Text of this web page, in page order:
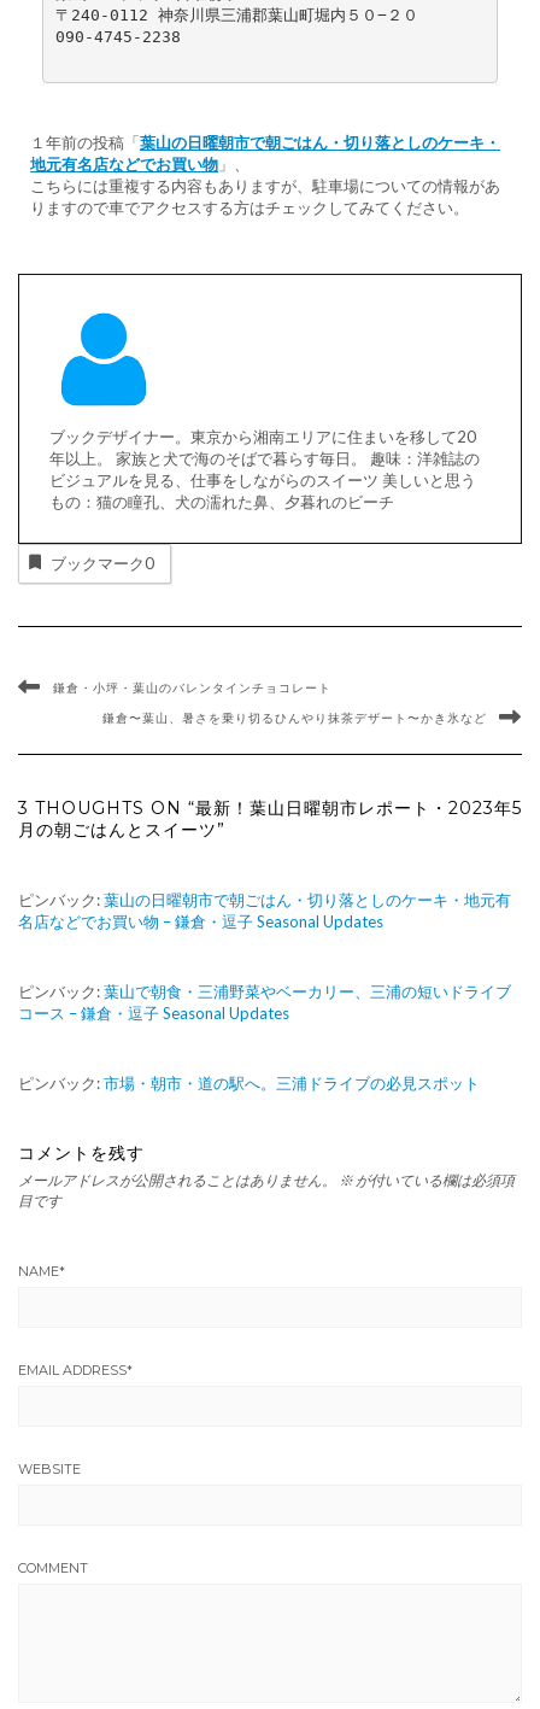
〒240-0112 神奈川県三浦郡葉山町堀内５０−２０
090-4745-2238
１年前の投稿「葉山の日曜朝市で朝ごはん・切り落としのケーキ・
地元有名店などでお買い物 」、
こちらには重複する内容もありますが、駐車場についての情報があ
りますので車でアクセスする方はチェックしてみてください。
ブックデザイナー。東京から湘南エリアに住まいを移して20
年以上。 家族と犬で海のそばで暮らす毎日。 趣味：洋雑誌の
ビジュアルを見る、仕事をしながらのスイーツ 美しいと思う
もの：猫の瞳孔、犬の濡れた鼻、夕暮れのビーチ
ブックマーク0
鎌倉・小坪・葉山のバレンタインチョコレート
鎌倉〜葉山、暑さを乗り切るひんやり抹茶デザート〜かき氷など
3 THOUGHTS ON “最新！葉山日曜朝市レポート・2023年5
月の朝ごはんとスイーツ”
ピンバック:葉山の日曜朝市で朝ごはん・切り落としのケーキ・地元有
名店などでお買い物 – 鎌倉・逗子 Seasonal Updates
ピンバック:葉山で朝食・三浦野菜やベーカリー、三浦の短いドライブ
コース – 鎌倉・逗子 Seasonal Updates
ピンバック:市場・朝市・道の駅へ。三浦ドライブの必見スポット
コメントを残す
メールアドレスが公開されることはありません。 ※ が付いている欄は必須項
目です
NAME*
EMAIL ADDRESS*
WEBSITE
COMMENT